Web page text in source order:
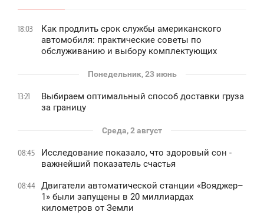
18:03
Как продлить срок службы американского
автомобиля: практические советы по
обслуживанию и выбору комплектующих
Понедельник, 23 июнь
13:21
Выбираем оптимальный способ доставки груза
за границу
Среда, 2 август
08:45
Исследование показало, что здоровый сон -
важнейший показатель счастья
08:44
Двигатели автоматической станции «Вояджер–
1» были запущены в 20 миллиардах
километров от Земли